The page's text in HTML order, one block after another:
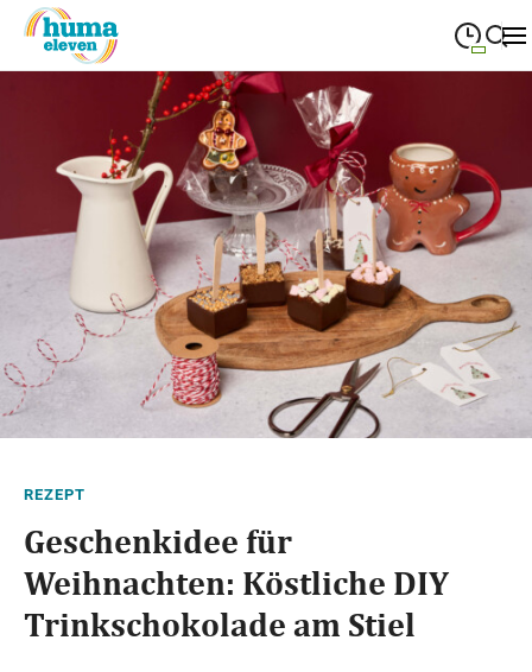
Suche schließen
Dienstag
DIENSTAG 09:00—19:00
Mittwoch
MITTWOCH 09:00—19:00
Donnerstag
DONNERSTAG 09:00 19:00
Freitag
FREITAG 09:00—19:00
—18:00
Wegbeschreibung
REZEPT
Geschenkidee für
Weihnachten: Köstliche DIY
Trinkschokolade am Stiel